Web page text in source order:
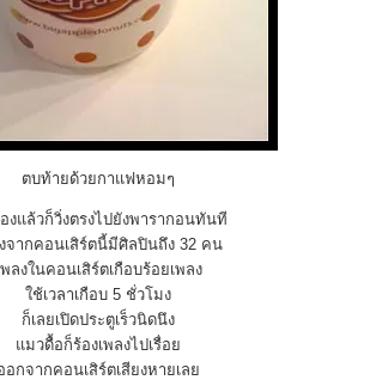
ตบท้ายด้วยกาแฟหอมๆ
งแล้วก็วิ่งตรงไปยังพารากอนทันที
จากคอนเสิร์ตนี้มีศิลปินถึง 32 คน
พลงในคอนเสิร์ตเกือบร้อยเพลง
ใช้เวลาเกือบ 5 ชั่วโมง
ก็เลยเปิดประตูเร็วนิดนึง
แมวดื้อก็ร้องเพลงไปเรื่อย
อกจากคอนเสิร์ตเสียงหายเลย